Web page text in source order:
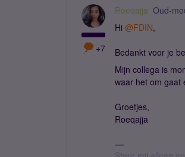
+7
Roeqajja Oud-
Hi ​ @FDIN,
Bedankt voor je
Mijn collega is
waar het om gaat
Groetjes,
Roeqajja